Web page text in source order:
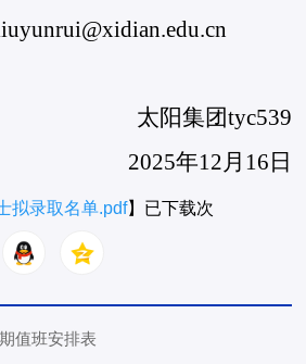
太阳集团tyc539
2025年12月16日
拟录取名单.pdf】已下载次
值班安排表